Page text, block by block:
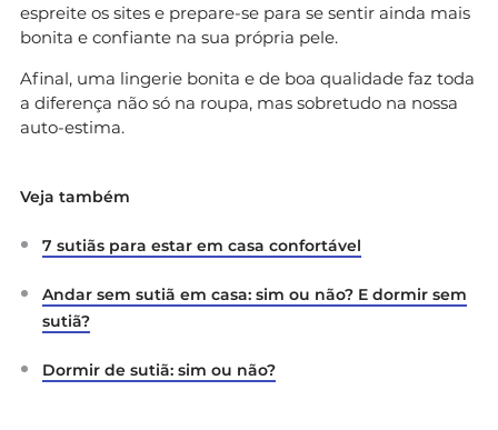
espreite os sites e prepare-se para se sentir ainda mais
bonita e confiante na sua própria pele.
Afinal, uma lingerie bonita e de boa qualidade faz toda
a diferença não só na roupa, mas sobretudo na nossa
auto-estima.
Veja também
7 sutiãs para estar em casa confortável
Andar sem sutiã em casa: sim ou não? E dormir sem
sutiã?
Dormir de sutiã: sim ou não?